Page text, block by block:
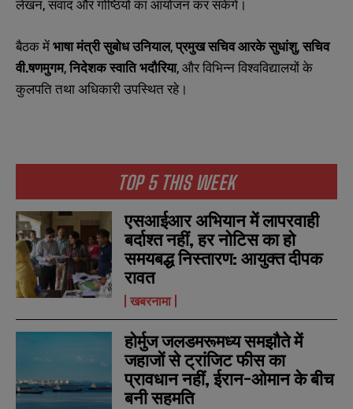
a
m
e
*
E
m
a
i
l
N
u
SUBMIT
a
m
e
*
E
m
a
i
l
N
u
SUBMIT
TOP 5 THIS WEEK
एसआईआर अभियान में लापरवाही
बर्दाश्त नहीं, हर नोटिस का हो
समयबद्ध निस्तारण: आयुक्त दीपक
रावत
खबरनामा
होर्मुज जलडमरूमध्य समझौते में
जहाजों से ट्रांजिट फीस का
प्रावधान नहीं, ईरान-ओमान के बीच
बनी सहमति
लेखन, संवाद और गोष्ठियों का आयोजन कर सकेंगे।
बैठक मेंभाषा मंत्री सुबोध उनियाल,प्रमुख सचिव आरके सुधांशु,सचिव
वी.षणमुगम,निदेशक स्वाति भदौरिया, और विभिन्न विश्वविद्यालयों के
कुलपति तथा अधिकारी उपस्थित रहे।